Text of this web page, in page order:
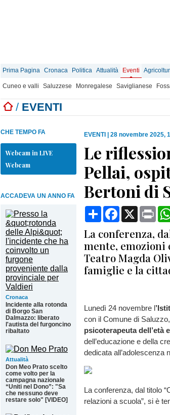
Prima Pagina Cronaca Politica Attualità Eventi
Cuneo e valli Saluzzese Monregalese Saviglianese
/ EVENTI
CHE TEMPO FA
Webcam in LIVE
Webcam
ACCADEVA UN ANNO FA
Cronaca
Incidente alla rotonda
di Borgo San
Dalmazzo: liberato
l'autista del furgoncino
ribaltato
Attualità
Don Meo Prato scelto
come volto per la
campagna nazionale
“Uniti nel Dono”: "Sa
che nessuno deve
restare solo" [VIDEO]
EVENTI 28 novembre 2025,
Le
Pellai,
Bertoni di
CondividiFacebook
X
La conferenza,
mente, emozioni
Teatro Magda
famiglie e la
Lunedì 24 novembre l
con il Comune di
psicoterapeuta dell’età
dell’educazione e della
dedicata all’adolescenza
La conferenza, dal titolo
relazioni a scuola”, si è